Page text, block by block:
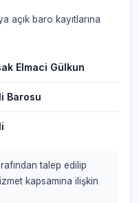
açık baro kayıtlarına
Elmaci Gülkun
Barosu
talep edilip
kapsamına ilişkin